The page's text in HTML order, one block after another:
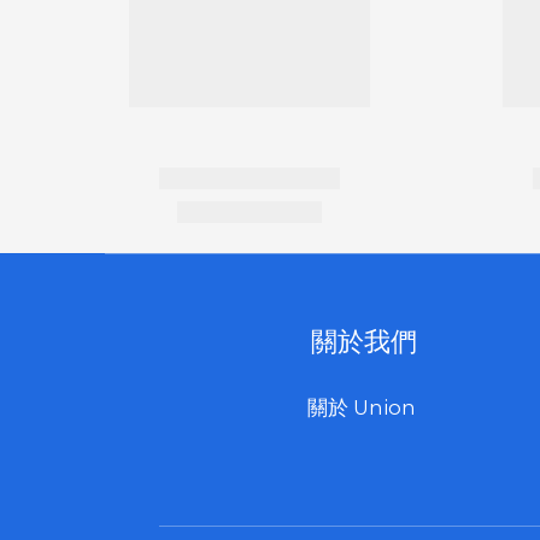
關於我們
關於 Union